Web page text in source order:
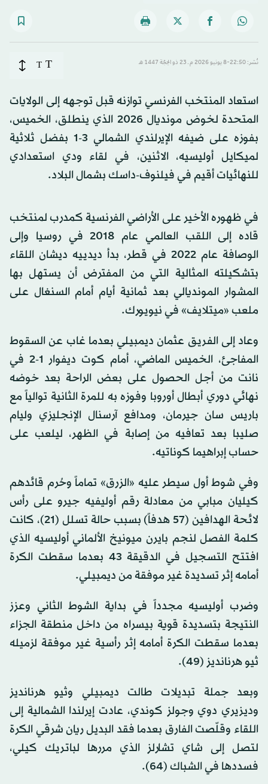
نُشر: 22:50-8 يونيو 2026 م ـ 23 ذو الحِجّة 1447 هـ T
T
استعاد المنتخب الفرنسي توازنه قبل توجهه إلى الولايات
المتحدة لخوض مونديال 2026 الذي ينطلق، الخميس،
بفوزه على ضيفه الإيرلندي الشمالي 3-1 بفضل ثلاثية
لميكايل أوليسيه، الاثنين، في لقاء ودي استعدادي
للنهائيات أقيم في فيلنوف-داسك بشمال البلاد.
في ظهوره الأخير على الأراضي الفرنسية كمدرب لمنتخب
قاده إلى اللقب العالمي عام 2018 في روسيا وإلى
الوصافة عام 2022 في قطر، بدأ ديدييه ديشان اللقاء
بتشكيلته المثالية التي من المفترض أن يستهل بها
المشوار المونديالي بعد ثمانية أيام أمام السنغال على
ملعب «ميتلايف» في نيويورك.
وعاد إلى الفريق عثمان ديمبيلي بعدما غاب عن السقوط
المفاجئ، الخميس الماضي، أمام كوت ديفوار 1-2 في
نانت من أجل الحصول على بعض الراحة بعد خوضه
نهائي دوري أبطال أوروبا وفوزه به للمرة الثانية توالياً مع
باريس سان جيرمان، ومدافع آرسنال الإنجليزي وليام
صليبا بعد تعافيه من إصابة في الظهر، ليلعب على
حساب إبراهيما كوناتيه.
وفي شوط أول سيطر عليه «الزرق» تماماً وحُرم قائدهم
كيليان مبابي من معادلة رقم أوليفيه جيرو على رأس
لائحة الهدافين (57 هدفاً) بسبب حالة تسلل (21)، كانت
كلمة الفصل لنجم بايرن ميونيخ الألماني أوليسيه الذي
افتتح التسجيل في الدقيقة 43 بعدما سقطت الكرة
أمامه إثر تسديدة غير موفقة من ديمبيلي.
وضرب أوليسيه مجدداً في بداية الشوط الثاني وعزز
النتيجة بتسديدة قوية بيسراه من داخل منطقة الجزاء
بعدما سقطت الكرة أمامه إثر رأسية غير موفقة لزميله
ثيو هرنانديز (49).
وبعد جملة تبديلات طالت ديمبيلي وثيو هرنانديز
وديزيري دوي وجولز كوندي، عادت إيرلندا الشمالية إلى
اللقاء وقلّصت الفارق بعدما فقد البديل ريان شرقي الكرة
لتصل إلى شاي تشارلز الذي مررها لباتريك كيلي،
فسددها في الشباك (64).